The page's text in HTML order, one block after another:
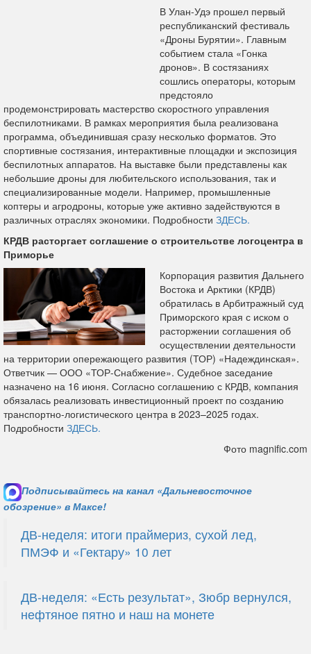
В Улан-Удэ прошел первый
республиканский фестиваль
«Дроны Бурятии». Главным
событием стала «Гонка
дронов». В состязаниях
сошлись операторы, которым
предстояло
продемонстрировать мастерство скоростного управления
беспилотниками. В рамках мероприятия была реализована
программа, объединившая сразу несколько форматов. Это
спортивные состязания, интерактивные площадки и экспозиция
беспилотных аппаратов. На выставке были представлены как
небольшие дроны для любительского использования, так и
специализированные модели. Например, промышленные
коптеры и агродроны, которые уже активно задействуются в
различных отраслях экономики. Подробности ЗДЕСЬ.
КРДВ расторгает соглашение о строительстве логоцентра в
Приморье
Корпорация развития Дальнего
Востока и Арктики (КРДВ)
обратилась в Арбитражный суд
Приморского края с иском о
расторжении соглашения об
осуществлении деятельности
на территории опережающего развития (ТОР) «Надеждинская».
Ответчик — ООО «ТОР-Снабжение». Судебное заседание
назначено на 16 июня. Согласно соглашению с КРДВ, компания
обязалась реализовать инвестиционный проект по созданию
транспортно-логистического центра в 2023–2025 годах.
Подробности ЗДЕСЬ.
Фото magnific.com
Подписывайтесь на канал «Дальневосточное
обозрение» в Максе!
ДВ-неделя: итоги праймериз, сухой лед,
ПМЭФ и «Гектару» 10 лет
ДВ-неделя: «Есть результат», Зюбр вернулся,
нефтяное пятно и наш на монете